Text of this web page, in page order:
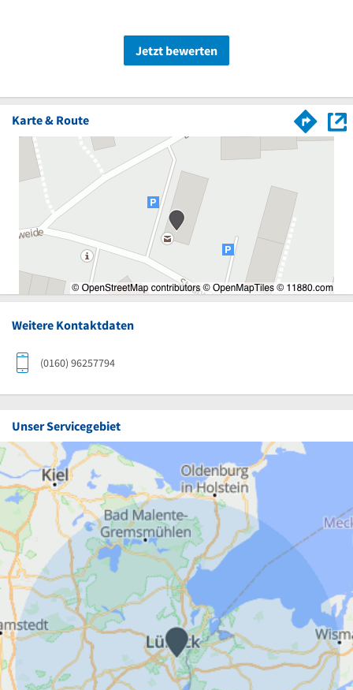
Jetzt bewerten
Karte & Route
Weitere Kontaktdaten
(0160) 96257794
Unser Servicegebiet